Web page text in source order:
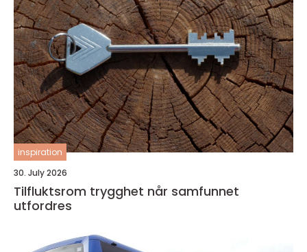
inspiration
30. July 2026
Tilfluktsrom trygghet når samfunnet
utfordres